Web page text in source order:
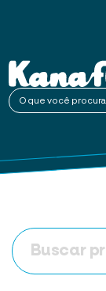
O que você